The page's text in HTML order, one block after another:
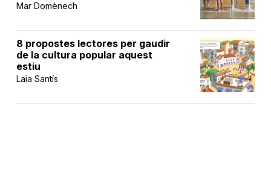
Mar Domènech
8 propostes lectores per gaudir
de la cultura popular aquest
estiu
Laia Santís